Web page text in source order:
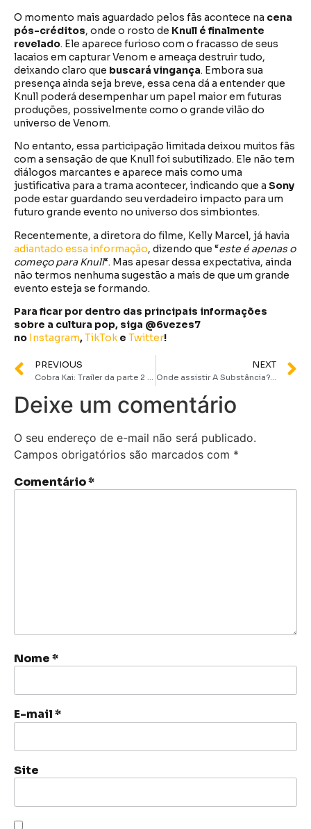
O momento mais aguardado pelos fãs acontece na cena
pós-créditos, onde o rosto de Knull é finalmente
revelado. Ele aparece furioso com o fracasso de seus
lacaios em capturar Venom e ameaça destruir tudo,
deixando claro que buscará vingança. Embora sua
presença ainda seja breve, essa cena dá a entender que
Knull poderá desempenhar um papel maior em futuras
produções, possivelmente como o grande vilão do
universo de Venom.
No entanto, essa participação limitada deixou muitos fãs
com a sensação de que Knull foi subutilizado. Ele não tem
diálogos marcantes e aparece mais como uma
justificativa para a trama acontecer, indicando que a Sony
pode estar guardando seu verdadeiro impacto para um
futuro grande evento no universo dos simbiontes.
Recentemente, a diretora do filme, Kelly Marcel, já havia
adiantado essa informação, dizendo que “este é apenas o
começo para Knull“. Mas apesar dessa expectativa, ainda
não termos nenhuma sugestão a mais de que um grande
evento esteja se formando.
Para ficar por dentro das principais informações
sobre a cultura pop, siga @6vezes7
no Instagram,TikToke Twitter!
PREVIOUS NEXT
Onde assistir A Substância? Filme ganha data para chegar no streaming MUBI
Deixe um comentário
O seu endereço de e-mail não será publicado.
Campos obrigatórios são marcados com *
Comentário*
Nome*
E-mail*
Site